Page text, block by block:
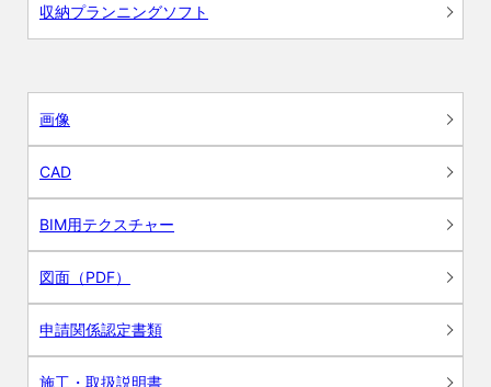
収納プランニングソフト
画像
CAD
BIM用テクスチャー
図面（PDF）
申請関係認定書類
施工・取扱説明書